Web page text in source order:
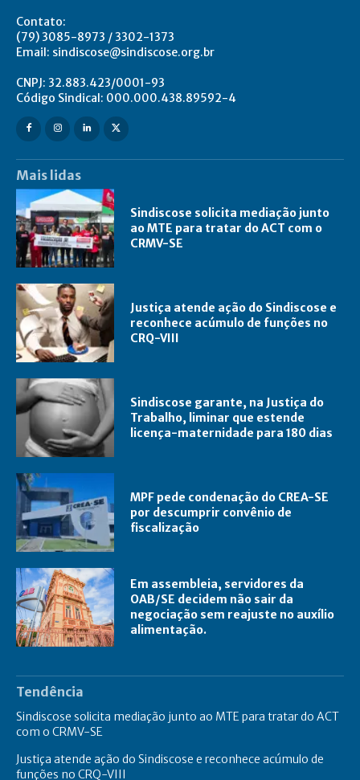
Contato:
(79) 3085-8973 / 3302-1373
Email: sindiscose@sindiscose.org.br
CNPJ: 32.883.423/0001-93
Código Sindical: 000.000.438.89592-4
Mais lidas
Sindiscose solicita mediação junto
ao MTE para tratar do ACT com o
CRMV-SE
Justiça atende ação do Sindiscose e
reconhece acúmulo de funções no
CRQ-VIII
Sindiscose garante, na Justiça do
Trabalho, liminar que estende
licença-maternidade para 180 dias
MPF pede condenação do CREA-SE
por descumprir convênio de
fiscalização
Em assembleia, servidores da
OAB/SE decidem não sair da
negociação sem reajuste no auxílio
alimentação.
Tendência
Sindiscose solicita mediação junto ao MTE para tratar do ACT
com o CRMV-SE
Justiça atende ação do Sindiscose e reconhece acúmulo de
funções no CRQ-VIII